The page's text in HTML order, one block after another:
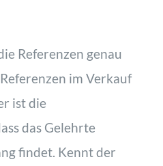
Referenzen genau
im Verkauf
ist die
das Gelehrte
findet. Kennt der